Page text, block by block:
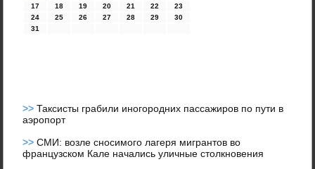
17
18 19 20 21 22
23
24
25 26 27 28 29
30
31
>>Таксисты грабили иногородних пассажиров по пути в
аэропорт
>>СМИ: возле сносимого лагеря мигрантов во
французском Кале начались уличные столкновения